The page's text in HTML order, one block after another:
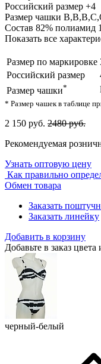
Российский размер +4
Размер чашки
Состав 82% полиамид
Показать все
Размер по маркировке
Российский размер
Размер чашки*
* Размер чашек в таблице
2 150 руб. 2480 руб.
Рекомендуемая
Узнать оптовую цену
Как правильно
Обмен товара
Заказать
Заказать линейку
Добавить в корзину
Добавьте в заказ
черный-белый